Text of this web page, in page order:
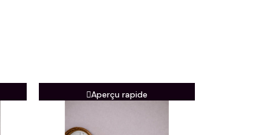
Aperçu rapide